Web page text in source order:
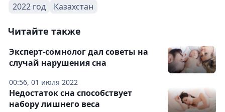
2022 год Казахстан
Читайте также
00:56, 01 июля 2022
Эксперт-сомнолог дал советы на
случай нарушения сна
Недостаток сна способствует
набору лишнего веса